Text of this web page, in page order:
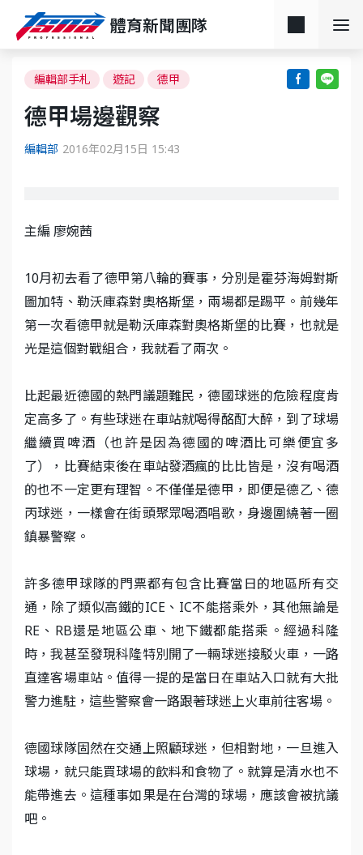
體育新聞團隊
編輯部手札 遊記 德甲
德甲場邊觀察
編輯部 2016年02月15日 15:43
主編 廖婉茜
10月初去看了德甲第八輪的賽事，分別是霍芬海姆對斯
圖加特、勒沃庫森對奧格斯堡，兩場都是踢平。前幾年
第一次看德甲就是勒沃庫森對奧格斯堡的比賽，也就是
光是這個對戰組合，我就看了兩次。
比起最近德國的熱門議題難民，德國球迷的危險程度肯
定高多了。有些球迷在車站就喝得酩酊大醉，到了球場
繼續買啤酒（也許是因為德國的啤酒比可樂便宜多
了），比賽結束後在車站發酒瘋的比比皆是，沒有喝酒
的也不一定更有理智。不僅僅是德甲，即便是德乙、德
丙球迷，一樣會在街頭聚眾喝酒唱歌，身邊圍繞著一圈
鎮暴警察。
許多德甲球隊的門票都有包含比賽當日的地區所有交
通，除了類似高鐵的ICE、IC不能搭乘外，其他無論是
RE、RB還是地區公車、地下鐵都能搭乘。經過科隆
時，我甚至發現科隆特別開了一輛球迷接駁火車，一路
直達客場車站。值得一提的是當日在車站入口就有大批
警力進駐，這些警察會一路跟著球迷上火車前往客場。
德國球隊固然在交通上照顧球迷，但相對地，一旦進入
球場，就只能買球場的飲料和食物了。就算是清水也不
能帶進去。這種事如果是在台灣的球場，應該會被抗議
吧。